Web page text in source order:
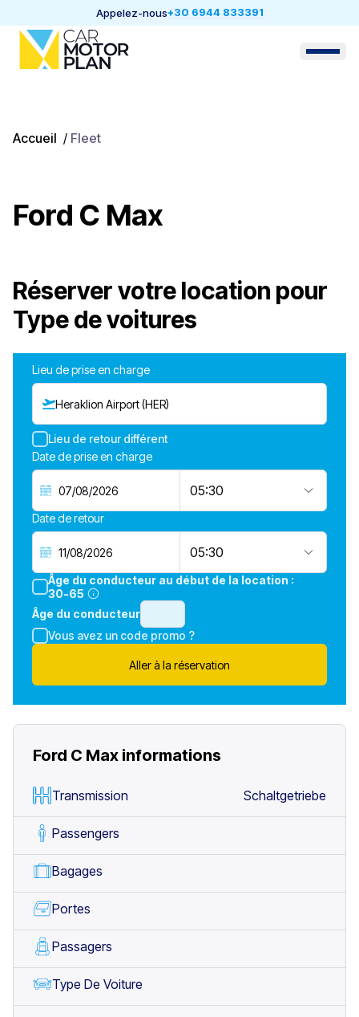
Appelez-nous+30 6944 833391
Accueil / Fleet
Ford C Max
Réserver votre location pour
Type de voitures
Lieu de prise en charge
Heraklion Airport (HER)
Lieu de retour différent
Date de prise en charge
05:30
Date de retour
05:30
Âge du conducteur au début de la location :
30-65
Âge du conducteur
Vous avez un code promo ?
Aller à la réservation
Ford C Max informations
Transmission Schaltgetriebe
Passengers
Bagages
Portes
Passagers
Type De Voiture